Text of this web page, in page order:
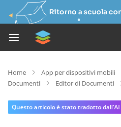
Ritorno a scuola
Home App per dispositivi mobili
Documenti
Editor di Documenti
Questo articolo è stato tradotto dall'AI